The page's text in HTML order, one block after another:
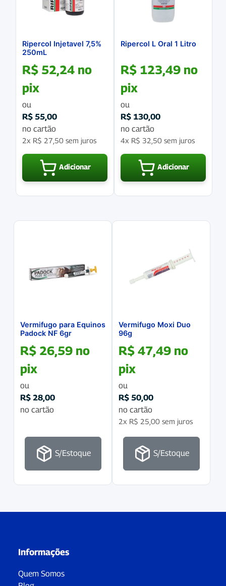
Ripercol Injetavel 7,5%
250mL
R$ 52,24 no
pix
ou
R$ 55,00
no cartão
2x R$ 27,50 sem juros
Adicionar
Ripercol L Oral 1 Litro
R$ 123,49 no
pix
ou
R$ 130,00
no cartão
4x R$ 32,50 sem juros
Adicionar
Vermifugo para Equinos
Padock NF 6gr
R$ 26,59 no
pix
ou
R$ 28,00
no cartão
S/Estoque
Vermifugo Moxi Duo
96g
R$ 47,49 no
pix
ou
R$ 50,00
no cartão
2x R$ 25,00 sem juros
S/Estoque
Informações
Quem Somos